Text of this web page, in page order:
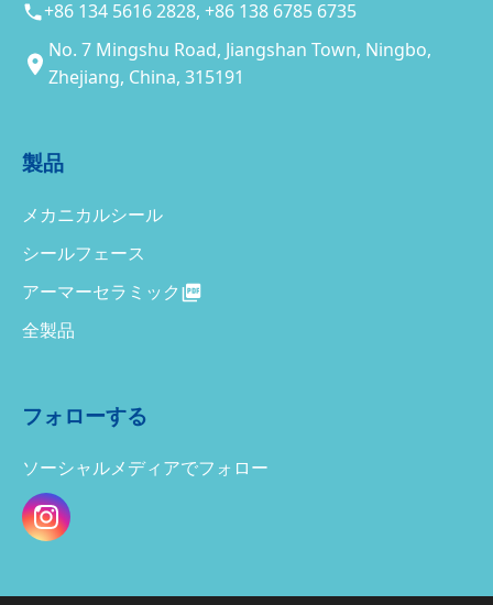
+86 134 5616 2828, +86 138 6785 6735
No. 7 Mingshu Road, Jiangshan Town, Ningbo,
Zhejiang, China, 315191
製品
メカニカルシール
シールフェース
アーマーセラミック
全製品
フォローする
ソーシャルメディアでフォロー